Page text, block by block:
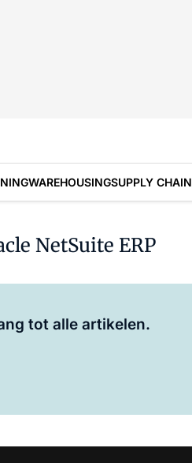
WAREHOUSINGSUPPLY CHAIN
NetSuite ERP
tot alle artikelen.